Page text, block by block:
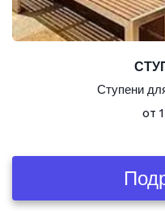
Ступени
от